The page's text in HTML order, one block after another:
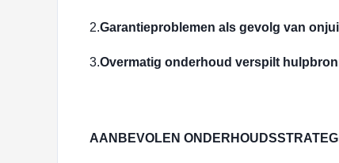
2.Garantieproblemen als gevolg van
3.Overmatig onderhoud verspilt
AANBEVOLEN